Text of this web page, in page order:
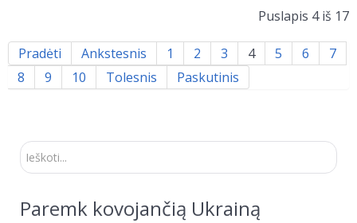
Puslapis 4 iš 17
Pradėti Ankstesnis 1 2 3 4 5 6
7
8
9 10 Tolesnis Paskutinis
Ieškoti...
Paremk kovojančią Ukrainą